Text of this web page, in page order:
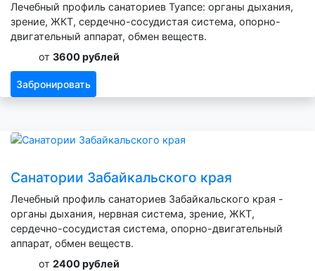
Лечебный профиль санаториев Туапсе: органы дыхания,
зрение, ЖКТ, сердечно-сосудистая система, опорно-
двигательный аппарат, обмен веществ.
от 3600 рублей
Забронировать
Санатории Забайкальского края
Лечебный профиль санаториев Забайкальского края -
органы дыхания, нервная система, зрение, ЖКТ,
сердечно-сосудистая система, опорно-двигательный
аппарат, обмен веществ.
от 2400 рублей